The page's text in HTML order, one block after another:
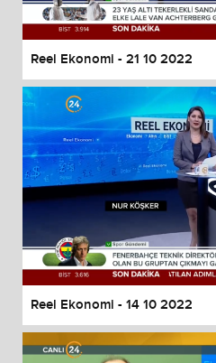
Reel Ekonomi - 21 10 2022
Reel Ekonomi - 14 10 2022